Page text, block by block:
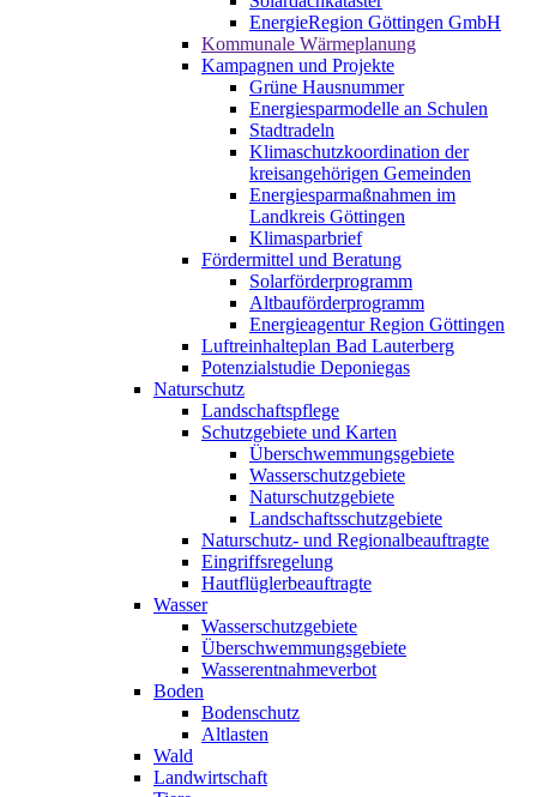
EnergieRegion Göttingen GmbH
Kommunale Wärmeplanung
Kampagnen und Projekte
Grüne Hausnummer
Energiesparmodelle an Schulen
Stadtradeln
Klimaschutzkoordination der
kreisangehörigen Gemeinden
Energiesparmaßnahmen im
Landkreis Göttingen
Klimasparbrief
Fördermittel und Beratung
Solarförderprogramm
Altbauförderprogramm
Energieagentur Region Göttingen
Luftreinhalteplan Bad Lauterberg
Potenzialstudie Deponiegas
Naturschutz
Landschaftspflege
Schutzgebiete und Karten
Überschwemmungsgebiete
Wasserschutzgebiete
Naturschutzgebiete
Landschaftsschutzgebiete
Naturschutz- und Regionalbeauftragte
Eingriffsregelung
Hautflüglerbeauftragte
Wasser
Wasserschutzgebiete
Überschwemmungsgebiete
Wasserentnahmeverbot
Boden
Bodenschutz
Altlasten
Wald
Landwirtschaft